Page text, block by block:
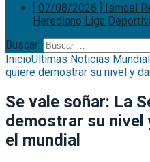
[ 07/08/2026 ] Ismael
Herediano Liga
Buscar:
InicioUltimas Noticias
quiere demostrar su nivel y
Se vale soñar: La
demostrar su nivel
el mundial